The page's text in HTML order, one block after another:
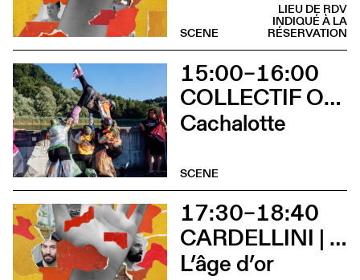
LIEU DE RDV
INDIQUÉ À LA
RÉSERVATION
SCENE
15:00–16:00
COLLECTIF OUINCH OUINCH
Cachalotte
SCENE
17:30–18:40
CARDELLINI | GONZALEZ
L’âge d’or